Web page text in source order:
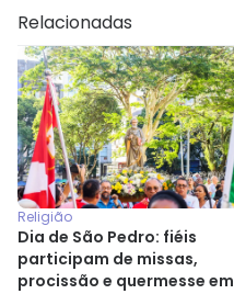
Relacionadas
Religião
Dia de São Pedro: fiéis
participam de missas,
procissão e quermesse em